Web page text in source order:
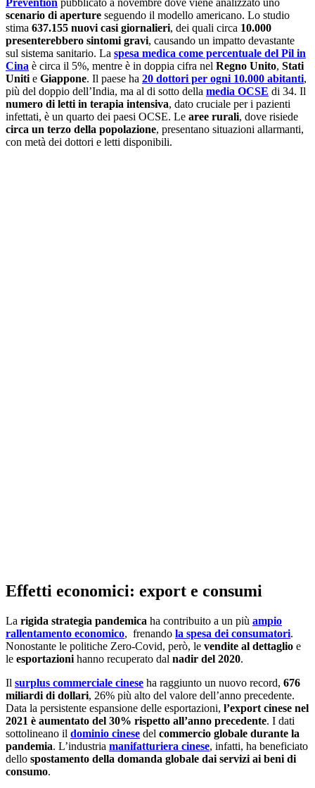
scenario di aperture seguendo il modello americano. Lo studio
stima 637.155 nuovi casi giornalieri, dei quali circa 10.000
presenterebbero sintomi gravi, causando un impatto devastante
sul sistema sanitario. La spesa medica come percentuale del Pil in
Cina è circa il 5%, mentre è in doppia cifra nel Regno Unito, Stati
Uniti e Giappone. Il paese ha 20 dottori per ogni 10.000 abitanti,
più del doppio dell’India, ma al di sotto della media OCSE di 34. Il
numero di letti in terapia intensiva, dato cruciale per i pazienti
infettati, è un quarto dei paesi OCSE. Le aree rurali, dove risiede
circa un terzo della popolazione, presentano situazioni allarmanti,
con metà dei dottori e letti disponibili.
Effetti economici: export e consumi
La rigida strategia pandemica ha contribuito a un più ampio
rallentamento economico, frenando la spesa dei consumatori.
Nonostante le politiche Zero-Covid, però, le vendite al dettaglio e
le esportazioni hanno recuperato dal nadir del 2020.
Il surplus commerciale cinese ha raggiunto un nuovo record, 676
miliardi di dollari, 26% più alto del valore dell’anno precedente.
Data la persistente espansione delle esportazioni, l’export cinese nel
2021 è aumentato del 30% rispetto all’anno precedente. I dati
sottolineano il dominio cinese del commercio globale durante la
pandemia. L’industria manifatturiera cinese, infatti, ha beneficiato
dello spostamento della domanda globale dai servizi ai beni di
consumo.